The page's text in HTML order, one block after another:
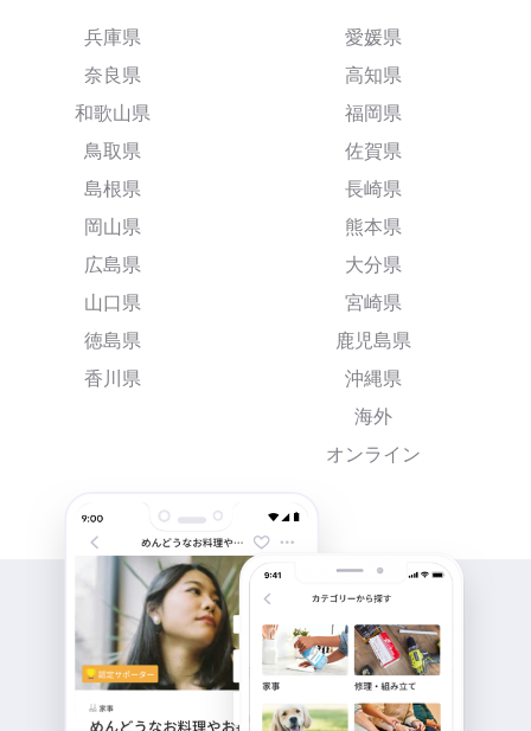
兵庫県
奈良県
和歌山県
鳥取県
島根県
岡山県
広島県
山口県
徳島県
香川県
愛媛県
高知県
福岡県
佐賀県
長崎県
熊本県
大分県
宮崎県
鹿児島県
沖縄県
海外
オンライン